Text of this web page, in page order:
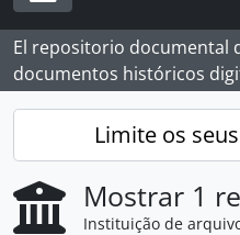
Toggle navigation
El repositorio documental
documentos históricos
Limite os
Mostrar 1
Instituição de